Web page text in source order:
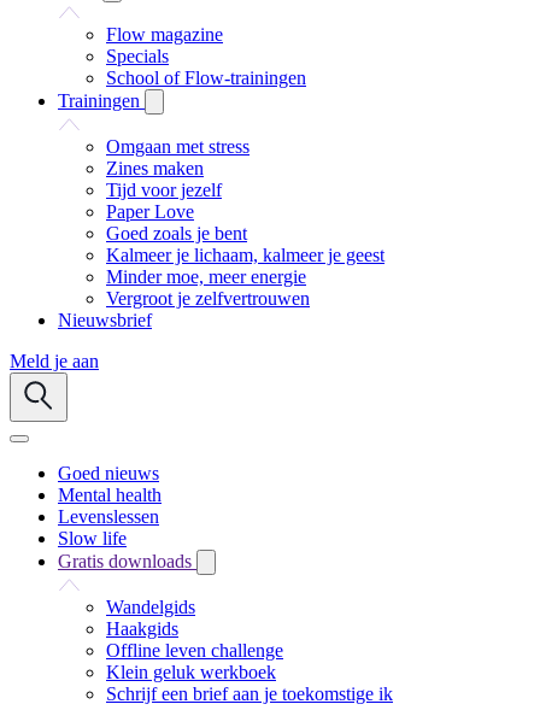
Flow magazine
Specials
School of Flow-trainingen
Trainingen
Omgaan met stress
Zines maken
Tijd voor jezelf
Paper Love
Goed zoals je bent
Kalmeer je lichaam, kalmeer je geest
Minder moe, meer energie
Vergroot je zelfvertrouwen
Nieuwsbrief
Meld je aan
Goed nieuws
Mental health
Levenslessen
Slow life
Gratis downloads
Wandelgids
Haakgids
Offline leven challenge
Klein geluk werkboek
Schrijf een brief aan je toekomstige ik